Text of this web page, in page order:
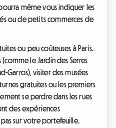
même vous indiquer les
ou de petits commerces de
ou peu coûteuses à Paris.
(comme le Jardin des Serres
Garros), visiter des musées
gratuites ou les premiers
se perdre dans les rues
des expériences
sur votre portefeuille.